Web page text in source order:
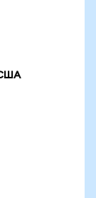
США